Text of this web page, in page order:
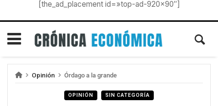
[the_ad_placement id=»top-ad-920×90″]
Opinión Órdago a la grande
OPINIÓN SIN CATEGORÍA